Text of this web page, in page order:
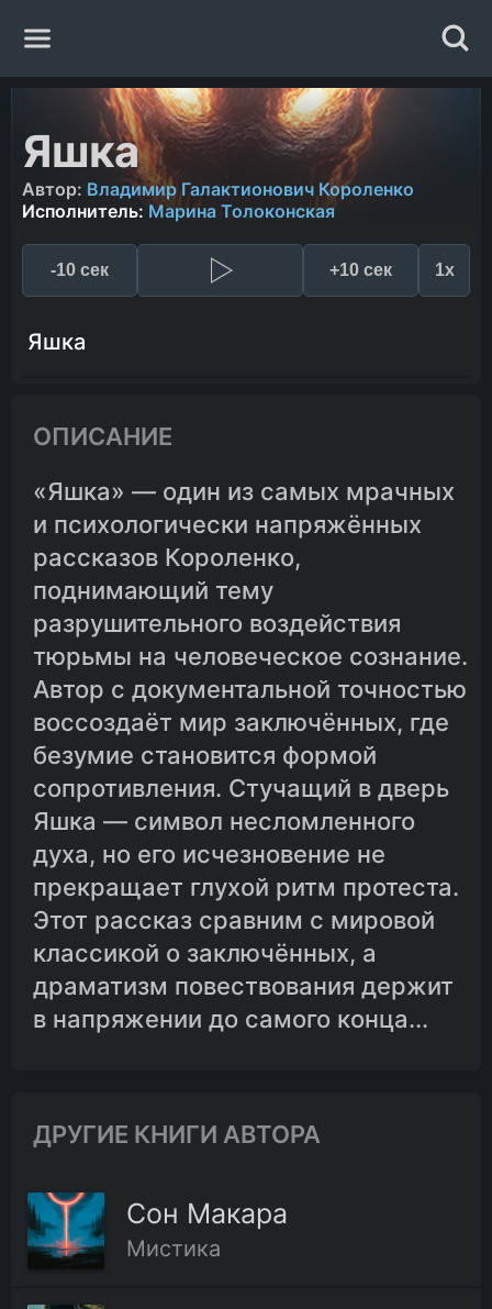
Главная
Жанры
Авторы
Исполнители
Яшка
Автор: Владимир Галактионович Короленко
Исполнитель: Марина Толоконская
-10 сек +10 сек 1x
Яшка
ОПИСАНИЕ
«Яшка» — один из самых мрачных
и психологически напряжённых
рассказов Короленко,
поднимающий тему
разрушительного воздействия
тюрьмы на человеческое сознание.
Автор с документальной точностью
воссоздаёт мир заключённых, где
безумие становится формой
сопротивления. Стучащий в дверь
Яшка — символ несломленного
духа, но его исчезновение не
прекращает глухой ритм протеста.
Этот рассказ сравним с мировой
классикой о заключённых, а
драматизм повествования держит
в напряжении до самого конца...
ДРУГИЕ КНИГИ АВТОРА
Сон Макара
Мистика